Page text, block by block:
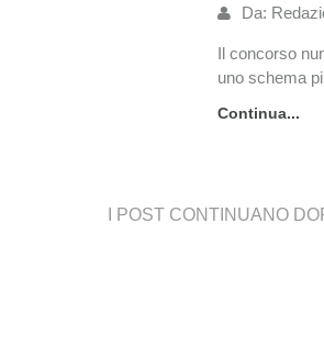
Da:
Il concorso
uno schema
Continua...
I POST CONTINUANO